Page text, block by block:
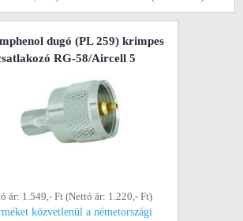
dugó (PL 259) krimpes
RG-58/Aircell 5
ár: 1.549,- Ft (Nettó ár: 1.220,- Ft)
közvetlenül a németországi